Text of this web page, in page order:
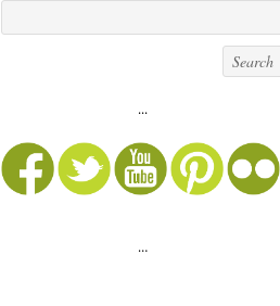
...
…